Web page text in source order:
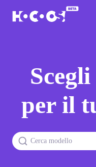
per il